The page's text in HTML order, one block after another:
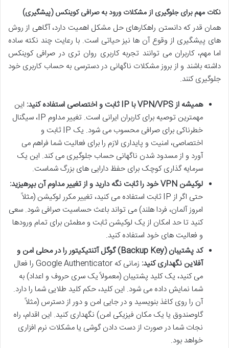
نکات مهم برای جلوگیری از مشکلات ورود به صرافی کوینکس (پیشگیری)
همان قدر که دانستن راهکارهای حل مشکل اهمیت دارد، آگاهی از روش
های پیشگیری از وقوع آن ها نیز حیاتی است. با رعایت چند نکته ساده
اما مهم، کاربران می توانند تجربه کاربری روان تری در صرافی کوینکس
داشته باشند و از بروز مشکلات ناگهانی در دسترسی به حساب کاربری خود
جلوگیری کنند.
همیشه از VPN/VPS با IP ثابت و اختصاصی استفاده کنید:
این
مهمترین توصیه برای کاربران ایرانی است. تغییر مداوم IP، سیگنال
خطرناکی برای صرافی محسوب می شود. یک IP ثابت و
اختصاصی، امنیت و پایداری لازم را برای فعالیت شما فراهم می
آورد و از مسدود شدن ناگهانی حساب جلوگیری می کند. این یک
سرمایه گذاری کوچک برای حفظ دارایی های بزرگ شماست.
لوکیشن VPN خود را ثابت نگه دارید و از تغییر مداوم آن بپرهیزید:
حتی اگر از IP ثابت استفاده می کنید، تغییر مکرر لوکیشن (مثلاً
امروز آلمان، فردا هلند) می تواند باعث حساسیت صرافی شود. سعی
کنید تا حد امکان از یک لوکیشن ثابت و مطمئن برای تمام ورودها
و فعالیت های خود استفاده کنید.
کد پشتیبان (Backup Key) گوگل آتنتیکیتور را در محلی امن و
آفلاین نگهداری کنید:
زمانی که Google Authenticator را فعال
می کنید، یک کلید پشتیبان (معمولاً یک سری حروف و اعداد) به
شما نمایش داده می شود. این کلید، حکم کلید طلایی شما را دارد.
آن را روی کاغذ بنویسید و در جایی امن و دور از دسترس (مثلاً
گاوصندوق یا یک مکان فیزیکی امن) نگهداری کنید. این اقدام، راه
نجات شما در صورت از دست دادن گوشی یا مشکلات نرم افزاری
خواهد بود.